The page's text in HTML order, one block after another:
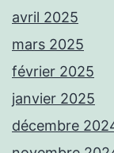
avril 2025
mars 2025
février 2025
janvier 2025
décembre